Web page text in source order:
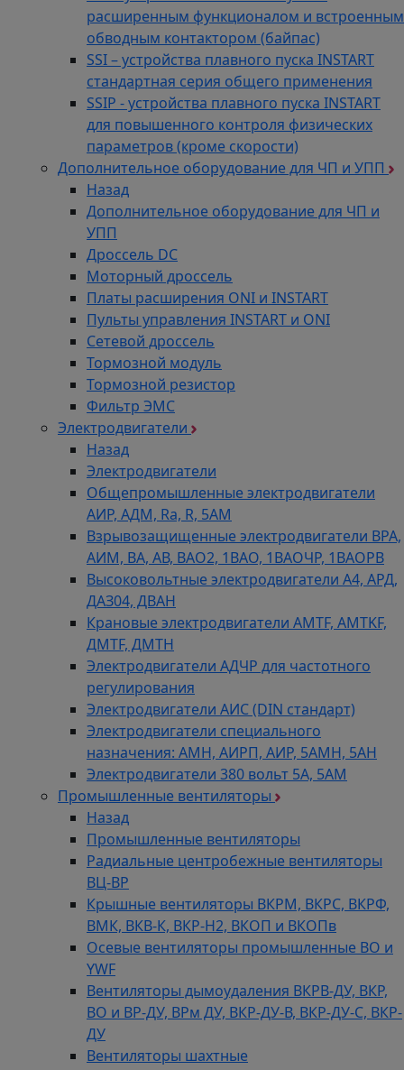
расширенным функционалом и встроенным
обводным контактором (байпас)
SSI – устройства плавного пуска INSTART
стандартная серия общего применения
SSIP - устройства плавного пуска INSTART
для повышенного контроля физических
параметров (кроме скорости)
Дополнительное оборудование для ЧП и УПП
Назад
Дополнительное оборудование для ЧП и
УПП
Дроссель DC
Моторный дроссель
Платы расширения ONI и INSTART
Пульты управления INSTART и ONI
Сетевой дроссель
Тормозной модуль
Тормозной резистор
Фильтр ЭМС
Электродвигатели
Назад
Электродвигатели
Общепромышленные электродвигатели
АИР, АДМ, Ra, R, 5AM
Взрывозащищенные электродвигатели ВРА,
АИМ, ВА, АВ, ВАO2, 1ВАО, 1ВАОЧР, 1ВАОРВ
Высоковольтные электродвигатели A4, АРД,
ДАЗ04, ДВАН
Крановые электродвигатели AMTF, AMTKF,
ДMTF, ДМТН
Электродвигатели АДЧР для частотного
регулирования
Электродвигатели АИС (DIN стандарт)
Электродвигатели специального
назначения: АМН, АИРП, АИР, 5АМН, 5АН
Электродвигатели 380 вольт 5А, 5АМ
Промышленные вентиляторы
Назад
Промышленные вентиляторы
Радиальные центробежные вентиляторы
ВЦ-ВР
Крышные вентиляторы ВКРМ, ВКРС, ВКРФ,
ВМК, ВКВ-К, ВКР-Н2, ВКОП и ВКОПв
Осевые вентиляторы промышленные ВО и
YWF
Вентиляторы дымоудаления ВКРВ-ДУ, ВКР,
ВО и ВР-ДУ, ВРм ДУ, ВКР-ДУ-В, ВКР-ДУ-С, ВКР-
ДУ
Вентиляторы шахтные